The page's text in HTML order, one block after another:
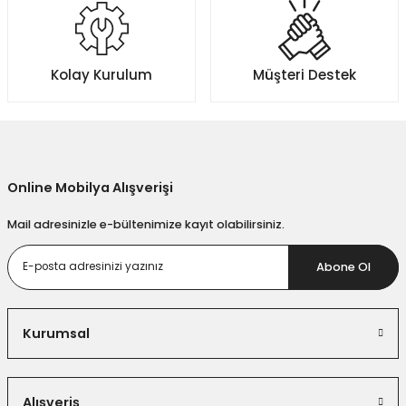
SERKAN Akar | 07/05/2021
Ürün fiyatı diğer sitelerden daha pahalı.
Bu ürüne benzer farklı alternatifler olmalı.
Kolay Kurulum Müşteri Destek
Online Mobilya Alışverişi
Mail adresinizle e-bültenimize kayıt olabilirsiniz.
Abone Ol
Kurumsal
Alışveriş